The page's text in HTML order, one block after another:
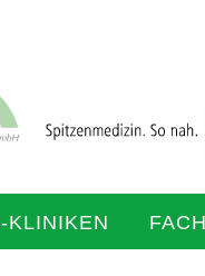
KLINIKEN